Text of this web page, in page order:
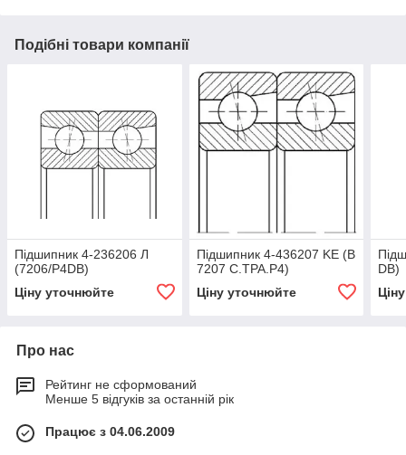
Подібні товари компанії
Підшипник 4-236206 Л
(7206/Р4DB)
Ціну уточнюйте
Підшипник 4-436207 KE (В
7207 С.ТРА.Р4)
Ціну уточнюйте
DB)
Про нас
Рейтинг не сформований
Менше 5 відгуків за останній рік
Працює з 04.06.2009